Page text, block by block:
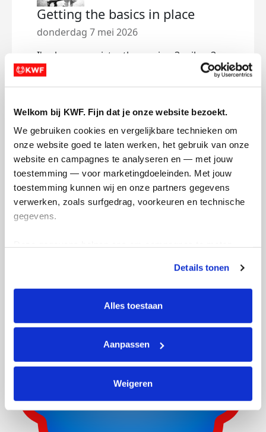
Welkom bij KWF. Fijn dat je onze website bezoekt.
We gebruiken cookies en vergelijkbare technieken om
onze website goed te laten werken, het gebruik van onze
website en campagnes te analyseren en — met jouw
toestemming — voor marketingdoeleinden. Met jouw
toestemming kunnen wij en onze partners gegevens
verwerken, zoals surfgedrag, voorkeuren en technische
gegevens.
tonen. Je kunt je toestemming op elk moment wijzigen of
intrekken via Cookie instellingen onderaan de pagina. De
lijst met cookies is te vinden in het tabblad “details”.
Details tonen
Alles toestaan
Aanpassen
Weigeren
Getting the basics in place
donderdag 7 mei 2026
I've been consistently running 3 miles, 3
times a week since January and my pace
has been improving considerably, which I
want to start adding in longer runs soon -
I've done a handful of 4-4.5 mile runs but
summer will be build time!
Deel op
Amy's badges